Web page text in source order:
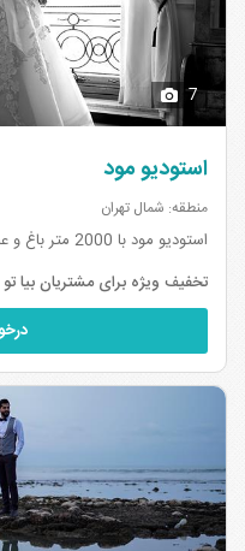
7
استودیو مود
منطقه: شمال تهران
استودیو مود با 2000 متر باغ و عمارت اختصاصی بدون ورودی
تخفیف ویژه برای مشتریان بیا